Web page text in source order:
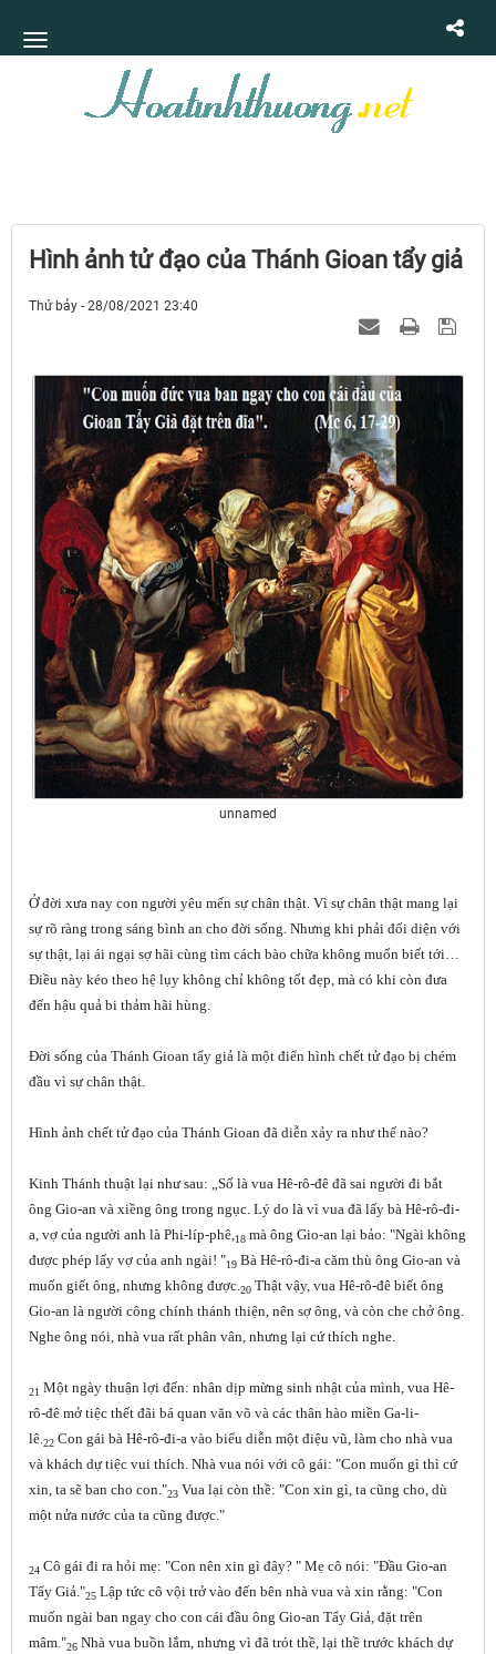
Hình ảnh tử đạo của Thánh Gioan tẩy giả
Thứ bảy - 28/08/2021 23:40
unnamed
Ở đời xưa nay con người yêu mến sự chân thật. Vì sự chân thật mang lại
sự rõ ràng trong sáng bình an cho đời sống. Nhưng khi phải đối diện với
sự thật, lại ái ngại sợ hãi cùng tìm cách bào chữa không muốn biết tới…
Điều này kéo theo hệ lụy không chỉ không tốt đẹp, mà có khi còn đưa
đến hậu quả bi thảm hãi hùng.
Đời sống của Thánh Gioan tẩy giả là một điển hình chết tử đạo bị chém
đầu vì sự chân thật.
Hình ảnh chết tử đạo của Thánh Gioan đã diễn xảy ra như thế nào?
Kinh Thánh thuật lại như sau: „Số là vua Hê-rô-đê đã sai người đi bắt
ông Gio-an và xiềng ông trong ngục. Lý do là vì vua đã lấy bà Hê-rô-đi-
a, vợ của người anh là Phi-líp-phê,18 mà ông Gio-an lại bảo: "Ngài không
được phép lấy vợ của anh ngài! "19 Bà Hê-rô-đi-a căm thù ông Gio-an và
muốn giết ông, nhưng không được.20 Thật vậy, vua Hê-rô-đê biết ông
Gio-an là người công chính thánh thiện, nên sợ ông, và còn che chở ông.
Nghe ông nói, nhà vua rất phân vân, nhưng lại cứ thích nghe.
21 Một ngày thuận lợi đến: nhân dịp mừng sinh nhật của mình, vua Hê-
rô-đê mở tiệc thết đãi bá quan văn võ và các thân hào miền Ga-li-
lê.22 Con gái bà Hê-rô-đi-a vào biểu diễn một điệu vũ, làm cho nhà vua
và khách dự tiệc vui thích. Nhà vua nói với cô gái: "Con muốn gì thì cứ
xin, ta sẽ ban cho con."23 Vua lại còn thề: "Con xin gì, ta cũng cho, dù
một nửa nước của ta cũng được."
24 Cô gái đi ra hỏi mẹ: "Con nên xin gì đây? " Mẹ cô nói: "Đầu Gio-an
Tẩy Giả."25 Lập tức cô vội trở vào đến bên nhà vua và xin rằng: "Con
muốn ngài ban ngay cho con cái đầu ông Gio-an Tẩy Giả, đặt trên
mâm."26 Nhà vua buồn lắm, nhưng vì đã trót thề, lại thề trước khách dự